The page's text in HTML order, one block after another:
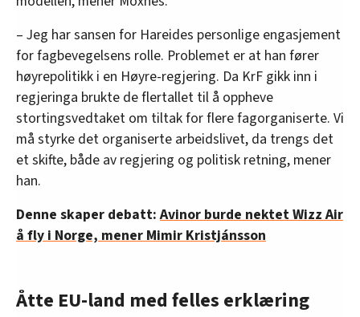
– Jeg har sansen for Hareides personlige engasjement
for fagbevegelsens rolle. Problemet er at han fører
høyrepolitikk i en Høyre-regjering. Da KrF gikk inn i
regjeringa brukte de flertallet til å oppheve
stortingsvedtaket om tiltak for flere fagorganiserte. Vi
må styrke det organiserte arbeidslivet, da trengs det
et skifte, både av regjering og politisk retning, mener
han.
Denne skaper debatt:Avinor burde nektet Wizz Air
å fly i Norge, mener Mimir Kristjánsson
Åtte EU-land med felles erklæring